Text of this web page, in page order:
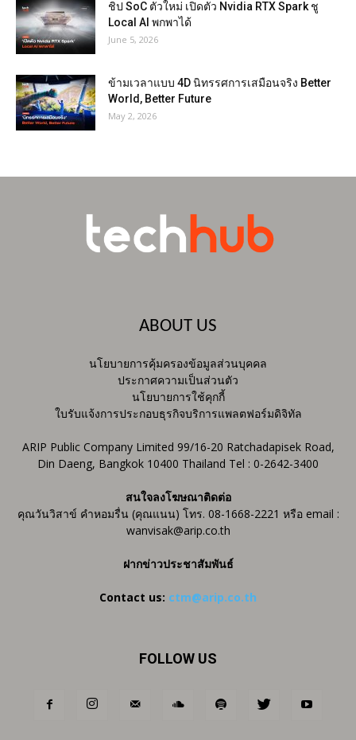
ชิป SoC ตัวใหม่ เปิดตัว Nvidia RTX Spark ชู
Local AI พกพาได้
June 5, 2026
ข้ามเวลาแบบ 4D นิทรรศการเสมือนจริง Better
World, Better Future
May 2, 2026
ABOUT US
นโยบายการคุ้มครองข้อมูลส่วนบุคคล
ประกาศความเป็นส่วนตัว
นโยบายการใช้คุกกี้
ใบรับแจ้งการประกอบธุรกิจบริการแพลตฟอร์มดิจิทัล
ARIP Public Company Limited 99/16-20 Ratchadapisek Road,
Din Daeng, Bangkok 10400 Thailand Tel : 0-2642-3400
สนใจลงโฆษณาติดต่อ
คุณวันวิสาข์ คำหอมรื่น (คุณแนน) โทร. 08-1668-2221 หรือ email :
wanvisak@arip.co.th
ฝากข่าวประชาสัมพันธ์
Contact us: ctm@arip.co.th
FOLLOW US